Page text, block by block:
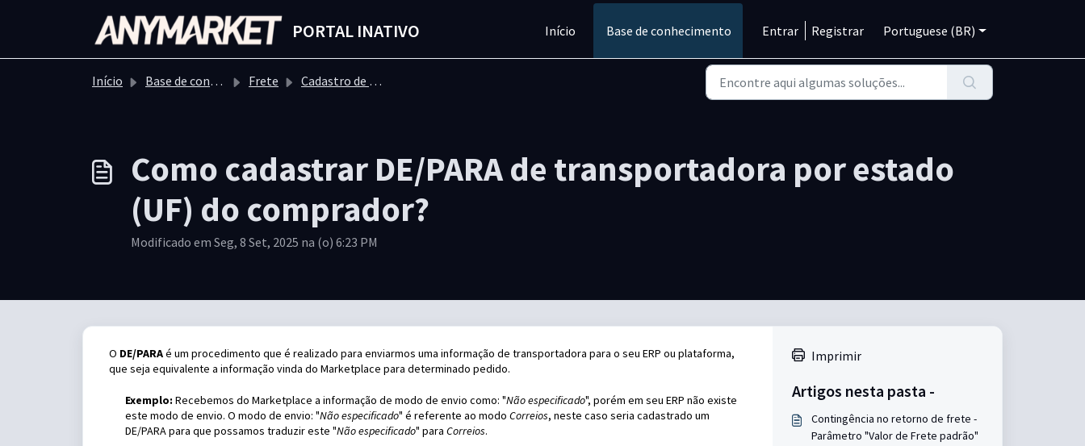
PORTAL INATIVO Início Base de conhecimento Entrar Registrar Portuguese (BR)
Início Base de conhecimento Frete Cadastro de Frete
Como cadastrar DE/PARA de transportadora por estado
(UF) do comprador?
Modificado em Seg, 8 Set, 2025 na (o) 6:23 PM
O DE/PARAé um procedimento que é realizado para enviarmos uma informação de transportadora para o seu ERP ou plataforma,
que seja equivalente a informação vinda do Marketplace para determinado pedido.
Exemplo: Recebemos do Marketplace a informação de modo de envio como: "Não especificado", porém em seu ERP não existe
este modo de envio. O modo de envio: "Não especificado" é referente ao modo Correios, neste caso seria cadastrado um
DE/PARA para que possamos traduzir este "Não especificado" para Correios.
Imprimir
Artigos nesta pasta -
Contingência no retorno de frete -
Parâmetro "Valor de Frete padrão"